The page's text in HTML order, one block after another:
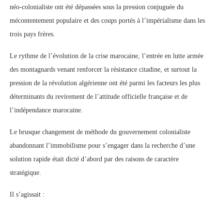
néo-colonialiste ont été dépassées sous la pression conjuguée du
mécontentement populaire et des coups portés à l’impérialisme dans les
trois pays frères.
Le rythme de l’évolution de la crise marocaine, l’entrée en lutte armée
des montagnards venant renforcer la résistance citadine, et surtout la
pression de la révolution algérienne ont été parmi les facteurs les plus
déterminants du revirement de l’attitude officielle française et de
l’indépendance marocaine.
Le brusque changement de méthode du gouvernement colonialiste
abandonnant l’immobilisme pour s’engager dans la recherche d’une
solution rapide était dicté d’abord par des raisons de caractère
stratégique.
Il s’agissait :